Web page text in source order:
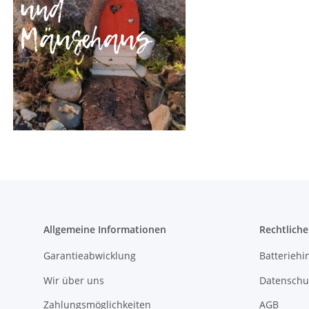
Allgemeine Informationen
Garantieabwicklung
Wir über uns
Zahlungsmöglichkeiten
AGB